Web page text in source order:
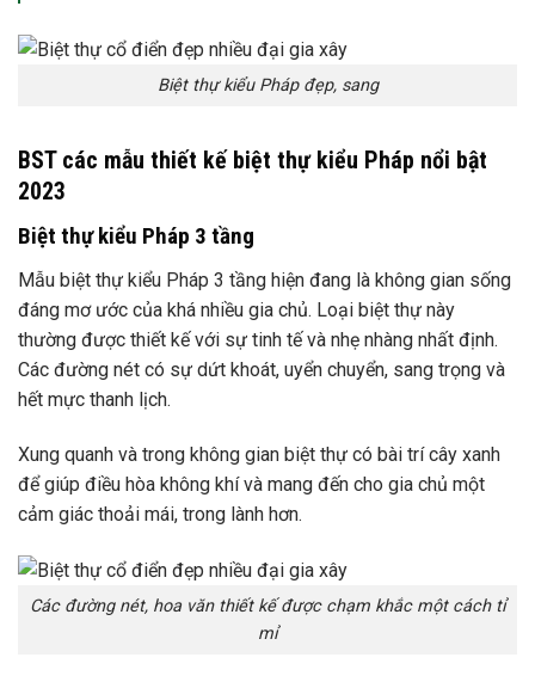
Biệt thự kiểu Pháp đẹp, sang
BST các mẫu thiết kế biệt thự kiểu Pháp nổi bật
2023
Biệt thự kiểu Pháp 3 tầng
Mẫu biệt thự kiểu Pháp 3 tầng hiện đang là không gian sống
đáng mơ ước của khá nhiều gia chủ. Loại biệt thự này
thường được thiết kế với sự tinh tế và nhẹ nhàng nhất định.
Các đường nét có sự dứt khoát, uyển chuyển, sang trọng và
hết mực thanh lịch.
Xung quanh và trong không gian biệt thự có bài trí cây xanh
để giúp điều hòa không khí và mang đến cho gia chủ một
cảm giác thoải mái, trong lành hơn.
Các đường nét, hoa văn thiết kế được chạm khắc một cách tỉ
mỉ